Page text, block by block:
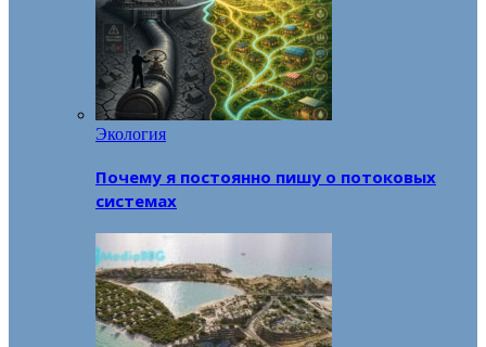
Экология
Почему я постоянно пишу о потоковых
системах